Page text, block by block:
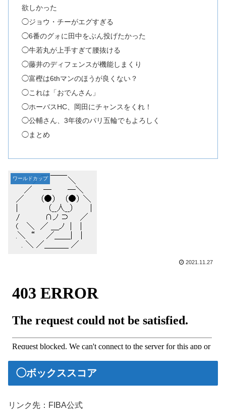
欲しかった
◯ジョウ・チーがエグすぎる
◯6番のグォに田中をぶん投げたかった
◯牛若丸が上手すぎて腰抜ける
◯藤井のディフェンスが機能しまくり
◯富樫は6thマンのほうが良くない？
◯これは「おでんさん」
◯ホーバスHC、岡田にチャンスをくれ！
◯公輔さん、3年後のパリ五輪でもよろしく
◯まとめ
ワールドカップ
2021.11.27
◯ボックススコア
リンク先：FIBA公式